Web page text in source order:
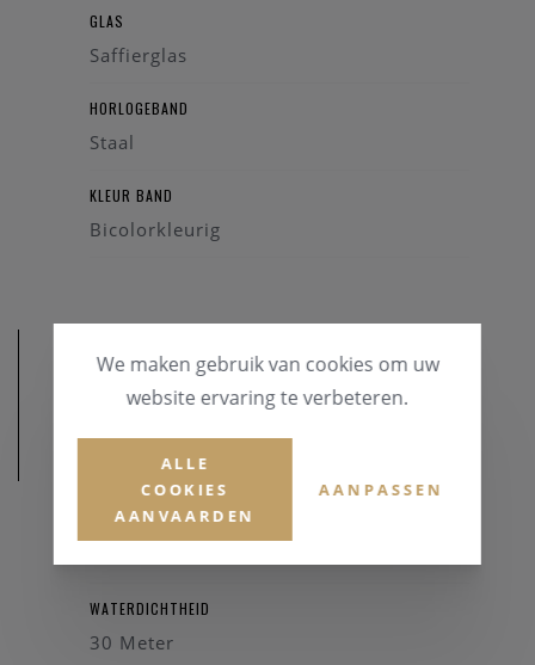
GLAS
Saffierglas
HORLOGEBAND
Staal
KLEUR BAND
Bicolorkleurig
AFMETINGEN
KASTDIAMETER
WATERDICHTHEID
30 Meter
We maken gebruik van cookies om uw
website ervaring te verbeteren.
ALLE
COOKIES
AANVAARDEN
AANPASSEN